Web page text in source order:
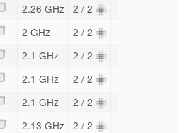
2.26 GHz 2 / 2
2 GHz 2 / 2
2.1 GHz 2 / 2
2.1 GHz 2 / 2
2.1 GHz 2 / 2
2.13 GHz 2 / 2